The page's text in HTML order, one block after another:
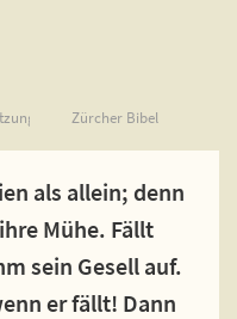
Zürcher Bibel
als allein; denn
Mühe. Fällt
sein Gesell auf.
er fällt! Dann